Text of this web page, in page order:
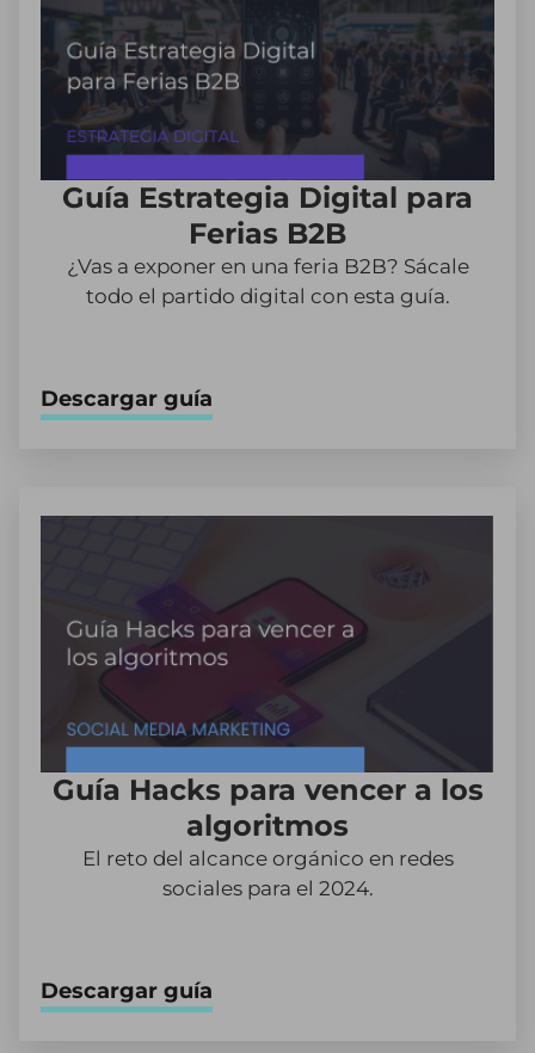
Guía Estrategia Digital para
Ferias B2B
¿Vas a exponer en una feria B2B? Sácale
todo el partido digital con esta guía.
Descargar guía
Guía Hacks para vencer a los
algoritmos
El reto del alcance orgánico en redes
sociales para el 2024.
Descargar guía